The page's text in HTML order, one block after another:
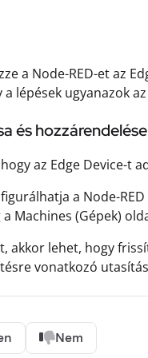
a Node-RED-et az
lépések ugyanazok
és
az Edge Device-t
a Node-
Machines (Gépek)
akkor lehet, hogy
vonatkozó
Nem